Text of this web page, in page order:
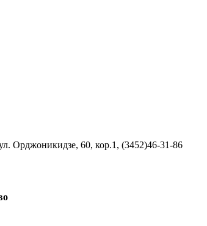
Орджоникидзе, 60, кор.1, (3452)46-31-86